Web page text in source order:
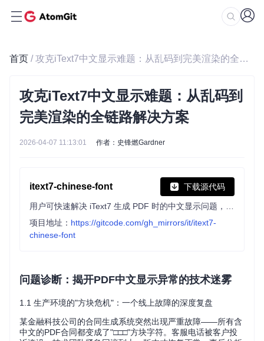
首页 / 攻克iText7中文显示难题：从乱码到完美渲染的全链路解决方案
攻克iText7中文显示难题：从乱码到
完美渲染的全链路解决方案
2026-04-07 11:13:01 作者：史锋燃Gardner
itext7-chinese-font 下载源代码
项目地址： https://gitcode.com/gh_mirrors/it/itext7-
chinese-font
问题诊断：揭开PDF中文显示异常的技术迷雾
1.1 生产环境的"方块危机"：一个线上故障的深度复盘
某金融科技公司的合同生成系统突然出现严重故障——所有含
中文的PDF合同都变成了"□□□"方块字符。客服电话被客户投